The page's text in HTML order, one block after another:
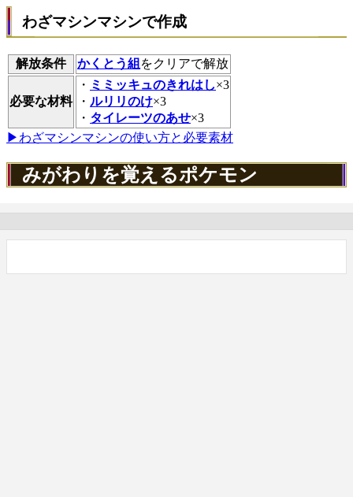
わざマシンマシンで作成
解放条件 かくとう組 をクリアで解放
必要な材料
・ ミミッキュのきれはし×3
・ ルリリのけ×3
・ タイレーツのあせ×3
▶わざマシンマシンの使い方と必要素材
みがわりを覚えるポケモン